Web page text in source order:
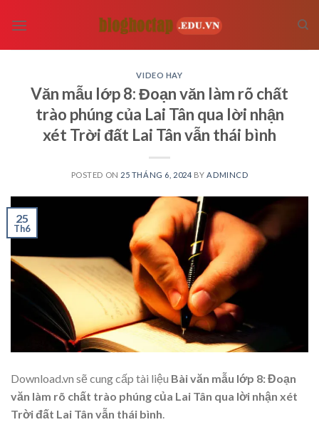
VIDEO HAY
Văn mẫu lớp 8: Đoạn văn làm rõ chất
trào phúng của Lai Tân qua lời nhận
xét Trời đất Lai Tân vẫn thái bình
POSTED ON 25 THÁNG 6, 2024 BY ADMINCD
25
Th6
Download.vn sẽ cung cấp tài liệu Bài văn mẫu lớp 8: Đoạn
văn làm rõ chất trào phúng của Lai Tân qua lời nhận xét
Trời đất Lai Tân vẫn thái bình